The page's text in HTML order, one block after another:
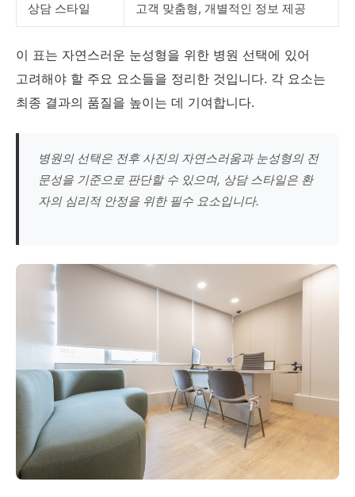
상담 스타일 고객 맞춤형, 개별적인 정보 제공
이 표는 자연스러운 눈성형을 위한 병원 선택에 있어
고려해야 할 주요 요소들을 정리한 것입니다. 각 요소는
최종 결과의 품질을 높이는 데 기여합니다.
병원의 선택은 전후 사진의 자연스러움과 눈성형의 전
문성을 기준으로 판단할 수 있으며, 상담 스타일은 환
자의 심리적 안정을 위한 필수 요소입니다.